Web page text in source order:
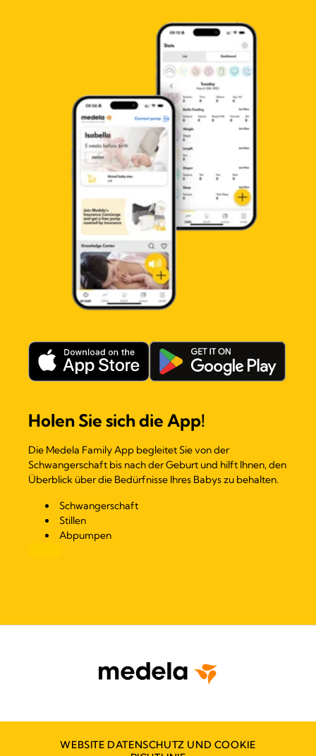
Holen Sie sich die App!
Die Medela Family App begleitet Sie von der
Schwangerschaft bis nach der Geburt und hilft Ihnen, den
Überblick über die Bedürfnisse Ihres Babys zu behalten.
Schwangerschaft
Stillen
Abpumpen
WEBSITE DATENSCHUTZ UND COOKIE